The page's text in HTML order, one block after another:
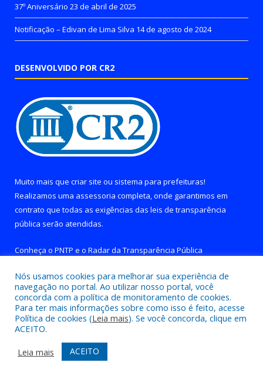
37º Aniversário 23 de abril de 2025
Notificação – Edivan de Lima Silva 14 de agosto de 2024
DESENVOLVIDO POR CR2
Muito mais que criar site ou sistema para prefeituras!
Realizamos uma assessoria completa, onde garantimos em
contrato que todas as exigências das leis de transparência
pública serão atendidas.
Conheça o PNTP e o Radar da Transparência Pública
Todos os direitos reservados a Prefeitura de Brejo Grande do
Araguaia.
Mapa do Site
Acessar Área Administrativa
Acessar Webmail
Nós usamos cookies para melhorar sua experiência de
navegação no portal. Ao utilizar nosso portal, você
concorda com a política de monitoramento de cookies.
Para ter mais informações sobre como isso é feito, acesse
Política de cookies (Leia mais). Se você concorda, clique em
ACEITO.
Leia mais
ACEITO